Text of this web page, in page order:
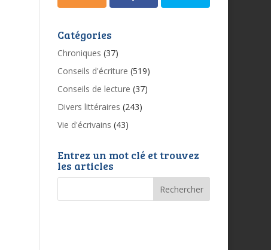
Catégories
Chroniques (37)
Conseils d'écriture (519)
Conseils de lecture (37)
Divers littéraires (243)
Vie d'écrivains (43)
Entrez un mot clé et trouvez
les articles